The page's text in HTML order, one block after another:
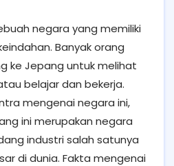
negara yang memiliki
Banyak orang
ke Jepang untuk melihat
belajar dan bekerja.
mengenai negara ini,
ini merupakan negara
industri salah satunya
di dunia. Fakta mengenai